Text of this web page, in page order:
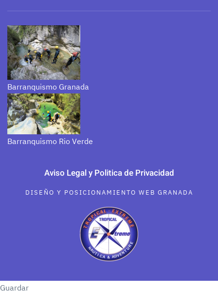
Barranquismo Granada
Barranquismo Rio Verde
Aviso Legal y Politica de Privacidad
DISEÑO Y POSICIONAMIENTO WEB GRANADA
Guardar